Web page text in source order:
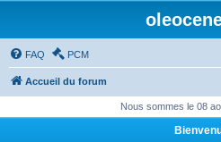
FAQ PCM
Accueil du forum
Nous sommes le 08